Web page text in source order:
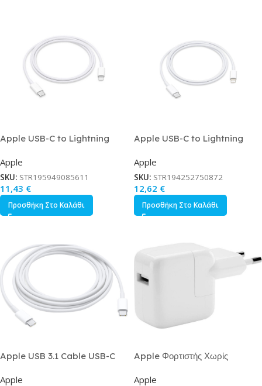
Apple USB-C to Lightning
Apple
SKU: STR195949085611
11,43 €
Προσθήκη Στο Καλάθι
Apple USB-C to Lightning
MM0A3ZM/A
Apple
SKU: STR194252750872
12,62 €
Προσθήκη Στο Καλάθι
Apple USB 3.1 Cable USB-C
MLL82ZM/A
Apple
Apple Φορτιστής Χωρίς
Λευκός USB Power Adapter
Apple